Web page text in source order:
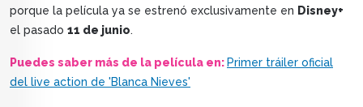
porque la película ya se estrenó exclusivamente en Disney+
el pasado 11 de junio.
Puedes saber más de la película en: Primer tráiler oficial
del live action de 'Blanca Nieves'